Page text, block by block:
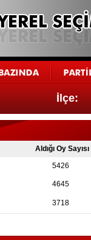
İlçe:
Aldığı Oy Sayısı
5426
4645
3718